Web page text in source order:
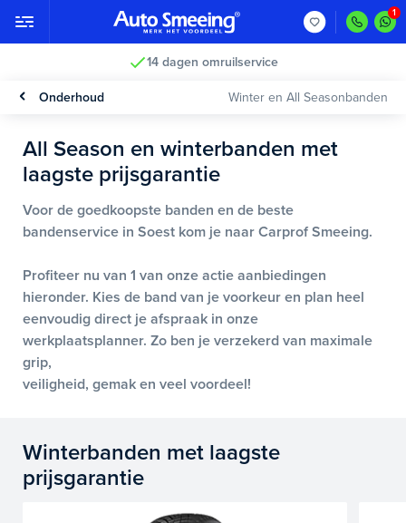
14 dagen omruilservice
Onderhoud Winter en All Seasonbanden
All Season en winterbanden met
laagste prijsgarantie
Voor de goedkoopste banden en de beste
bandenservice in Soest kom je naar Carprof Smeeing.
Profiteer nu van 1 van onze actie aanbiedingen
hieronder. Kies de band van je voorkeur en plan heel
eenvoudig direct je afspraak in onze
werkplaatsplanner. Zo ben je verzekerd van maximale
grip,
veiligheid, gemak en veel voordeel!
Winterbanden met laagste
prijsgarantie